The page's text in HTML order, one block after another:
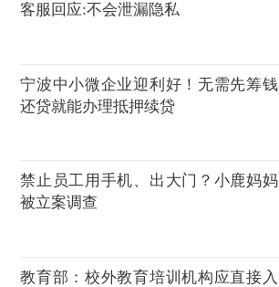
客服回应:不会泄漏隐私
宁波中小微企业迎利好！无需先筹钱
还贷就能办理抵押续贷
禁止员工用手机、出大门？小鹿妈妈
被立案调查
教育部：校外教育培训机构应直接入